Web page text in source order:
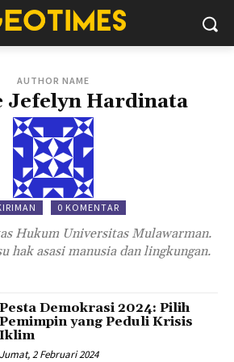
AUTHOR NAME
Jefelyn Hardinata
0 KOMENTAR
Hukum Universitas Mulawarman.
hak asasi manusia dan lingkungan.
Pesta Demokrasi 2024: Pilih
Pemimpin yang Peduli Krisis
Iklim
Jumat, 2 Februari 2024